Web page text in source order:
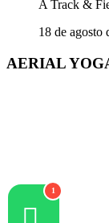
A Track &
18 de agosto
AERIAL
Florianópolis |